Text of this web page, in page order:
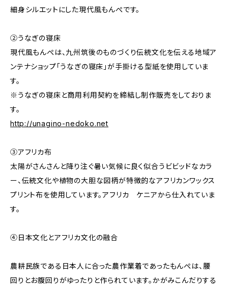
細身シルエットにした現代風もんぺです。
②うなぎの寝床
現代風もんぺは、九州筑後のものづくり伝統文化を伝える地域ア
ンテナショップ「うなぎの寝床」が手掛ける型紙を使用していま
す。
※うなぎの寝床と商用利用契約を締結し制作販売をしておりま
す。
http://unagino-nedoko.net
③アフリカ布
太陽がさんさんと降り注ぐ暑い気候に良く似合うビビッドなカラ
ー、伝統文化や植物の大胆な図柄が特徴的なアフリカンワックス
プリント布を使用しています。アフリカ ケニアから仕入れていま
す。
④日本文化とアフリカ文化の融合
農耕民族である日本人に合った農作業着であったもんぺは、腰
回りとお腹回りがゆったりと作られています。かがみこんだりする